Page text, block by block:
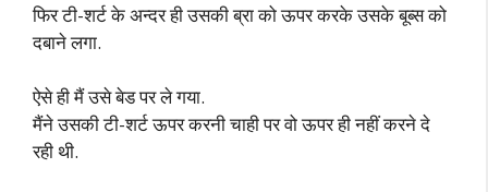
फिर टी-शर्ट के अन्दर ही उसकी ब्रा को ऊपर करके उसके बूब्स को
दबाने लगा.
ऐसे ही मैं उसे बेड पर ले गया.
मैंने उसकी टी-शर्ट ऊपर करनी चाही पर वो ऊपर ही नहीं करने दे
रही थी.